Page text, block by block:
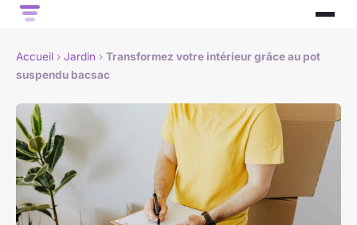
Accueil › Jardin › Transformez votre intérieur grâce au pot
suspendu bacsac